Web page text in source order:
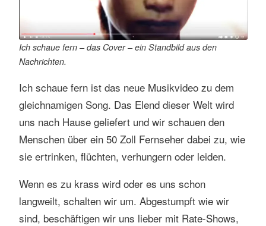
Ich schaue fern – das Cover – ein Standbild aus den
Nachrichten.
Ich schaue fern ist das neue Musikvideo zu dem
gleichnamigen Song. Das Elend dieser Welt wird
uns nach Hause geliefert und wir schauen den
Menschen über ein 50 Zoll Fernseher dabei zu, wie
sie ertrinken, flüchten, verhungern oder leiden.
Wenn es zu krass wird oder es uns schon
langweilt, schalten wir um. Abgestumpft wie wir
sind, beschäftigen wir uns lieber mit Rate-Shows,
t
e
r
l
s
e
n